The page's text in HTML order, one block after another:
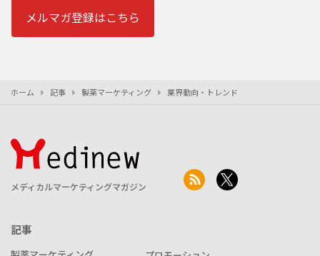
メルマガ登録はこちら
ホーム 記事 製薬マーケティング 業界動向・トレンド
メディカルマーケティングマガジン
記事